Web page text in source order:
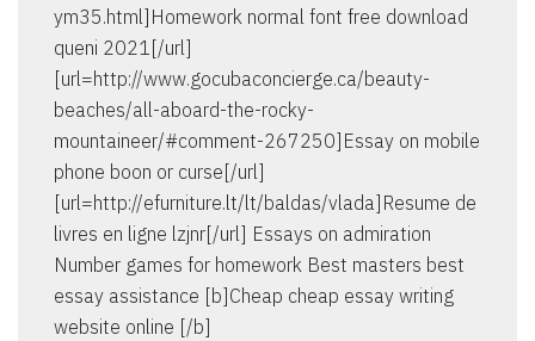
ym35.html]Homework normal font free download
queni 2021[/url]
[url=http://www.gocubaconcierge.ca/beauty-
beaches/all-aboard-the-rocky-
mountaineer/#comment-267250]Essay on mobile
phone boon or curse[/url]
[url=http://efurniture.lt/lt/baldas/vlada]Resume de
livres en ligne lzjnr[/url] Essays on admiration
Number games for homework Best masters best
essay assistance [b]Cheap cheap essay writing
website online [/b]